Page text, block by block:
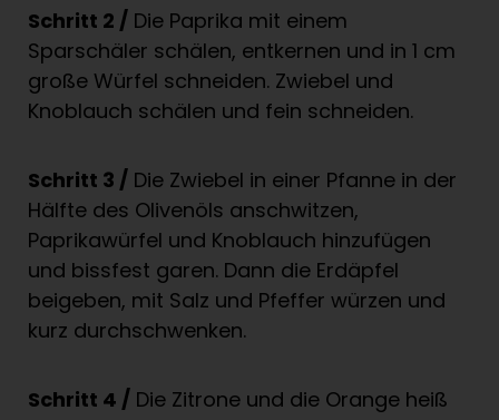
Schritt 2 / Die Paprika mit einem
Sparschäler schälen, entkernen und in 1 cm
große Würfel schneiden. Zwiebel und
Knoblauch schälen und fein schneiden.
Schritt 3 / Die Zwiebel in einer Pfanne in der
Hälfte des Olivenöls anschwitzen,
Paprikawürfel und Knoblauch hinzufügen
und bissfest garen. Dann die Erdäpfel
beigeben, mit Salz und Pfeffer würzen und
kurz durchschwenken.
Schritt 4 / Die Zitrone und die Orange heiß